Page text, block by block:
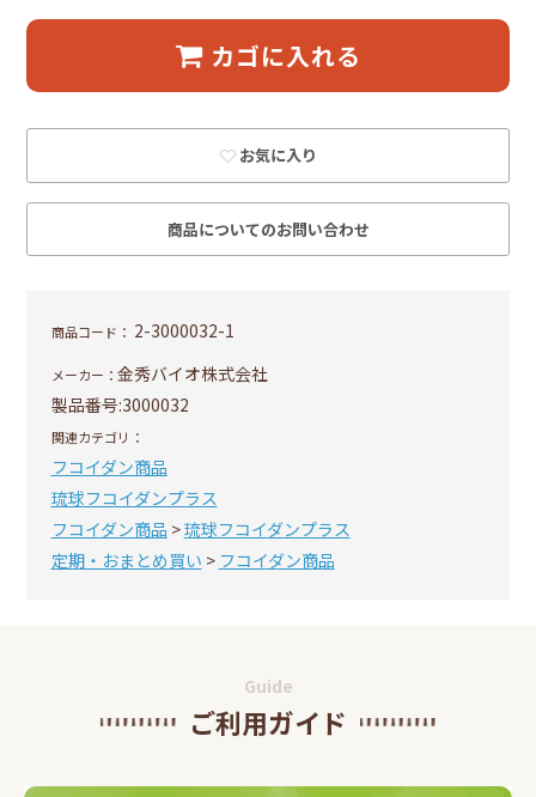
カゴに入れる
お気に入り
商品についてのお問い合わせ
商品コード： 2-3000032-1
メーカー： 金秀バイオ株式会社
製品番号:3000032
関連カテゴリ：
フコイダン商品
琉球フコイダンプラス
フコイダン商品 >琉球フコイダンプラス
定期・おまとめ買い > フコイダン商品
Guide
ご利用ガイド